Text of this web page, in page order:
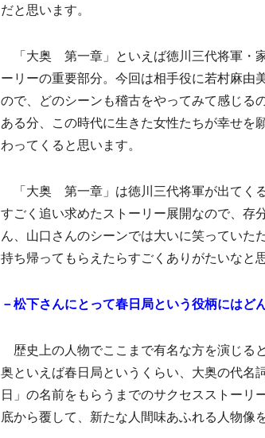
だと思います。
「大奥 第一章」といえば徳川三代将軍・
ーリーの重要部分。今回は相手役に若村麻由
ので、どのシーンも稽古をやってみて感じる
ある分、この時代に生きた女性たちが幸せを
わってくると思います。
「大奥 第一章」は徳川三代将軍が出てく
すごく追い求めたストーリー展開なので、存
ん、山口さんのシーンでは大いに笑っていた
持ち帰ってもらえたらすごくありがたいなと思
－松下さんにとって春日局という役柄にはど
歴史上の人物でここまで有名な方を演じる
奥といえば春日局というくらい、大奥の代名
日」の名前をもらうまでのサクセスストーリ
底から覆して、新たな人間味あふれる人物像